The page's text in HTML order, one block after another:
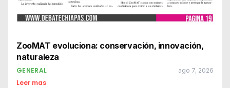
ZooMAT evoluciona: conservación, innovación,
naturaleza
GENERAL ago 7, 2026
Leer mas